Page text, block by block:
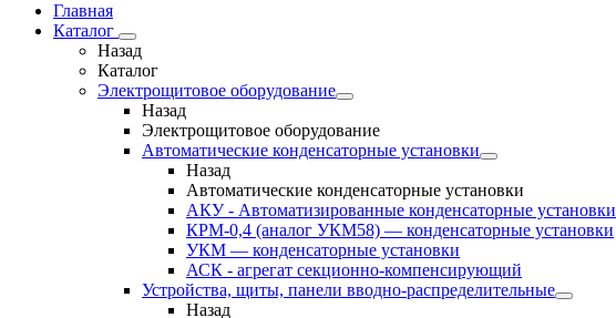
Главная
Каталог
Назад
Каталог
Электрощитовое оборудование
Назад
Электрощитовое оборудование
Автоматические конденсаторные установки
Назад
Автоматические конденсаторные установки
АКУ - Автоматизированные конденсаторные установки
КРМ-0,4 (аналог УКМ58) — конденсаторные установки
УКМ — конденсаторные установки
АСК - агрегат секционно-компенсирующий
Устройства, щиты, панели вводно-распределительные
Назад